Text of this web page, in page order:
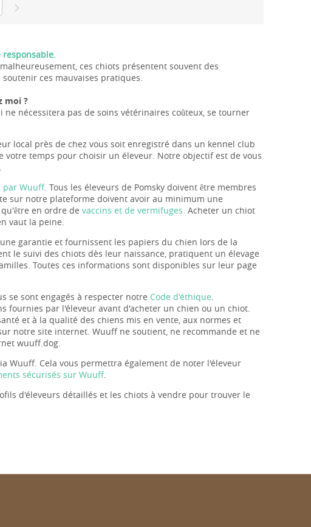
ces chiots présentent souvent des
ces mauvaises pratiques.
moi ?
nécessitera pas de soins vétérinaires coûteux, se tourner
local près de chez vous soit enregistré dans un kennel club
temps pour choisir un éleveur. Notre objectif est de vous
par Wuuff. Tous les éleveurs de Pomsky doivent être membres
sur notre plateforme doivent avoir au minimum une
en ordre de vaccins et de vermifuges. Acheter un chiot
vaut la peine.
garantie et fournissent les papiers du chien lors de la
le suivi des chiots dès leur naissance, pratiquent un élevage
Toutes ces informations sont disponibles sur leur page
se sont engagés à respecter notre Code d'éthique.
fournies par l'éleveur avant d'acheter un chien ou un chiot.
et à la qualité des chiens mis en vente, aux normes et
notre site internet. Wuuff ne soutient, ne recommande et ne
wuuff.dog.
Wuuff. Cela vous permettra également de noter l'éleveur
sécurisés sur Wuuff.
d'éleveurs détaillés et les chiots à vendre pour trouver le